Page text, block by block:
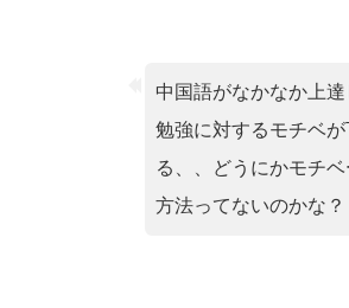
中国語がなかなか上
勉強に対するモチベ
る、、どうにかモチ
方法ってないのかな？